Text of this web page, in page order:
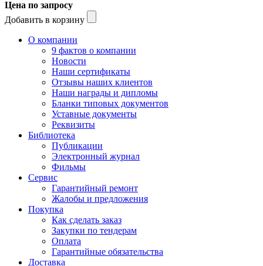
Цена по запросу
Добавить в корзину
О компании
9 фактов о компании
Новости
Наши сертификаты
Отзывы наших клиентов
Наши награды и дипломы
Бланки типовых документов
Уставные документы
Реквизиты
Библиотека
Публикации
Электронный журнал
Фильмы
Сервис
Гарантийный ремонт
Жалобы и предложения
Покупка
Как сделать заказ
Закупки по тендерам
Оплата
Гарантийные обязательства
Доставка